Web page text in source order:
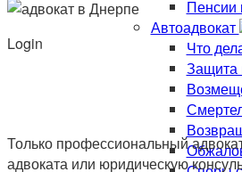
Пенсии
Автоадвокат
Что
Login
Только профессиональный
адвоката или юридическую